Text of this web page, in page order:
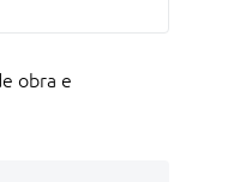
obra e